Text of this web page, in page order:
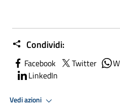
Condividi:
Facebook Twitter
LinkedIn
Vedi azioni